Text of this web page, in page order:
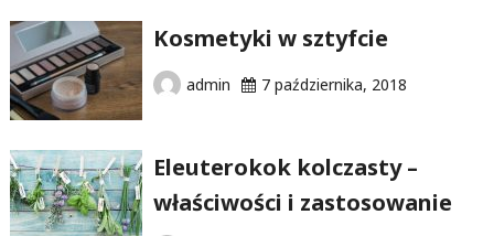
Kosmetyki w sztyfcie
admin 7 października, 2018
Eleuterokok kolczasty –
właściwości i zastosowanie